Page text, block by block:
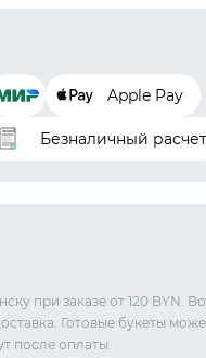
Apple Pay
Безналичный расчет
при заказе от 120 BYN.
Готовые букеты
после оплаты.